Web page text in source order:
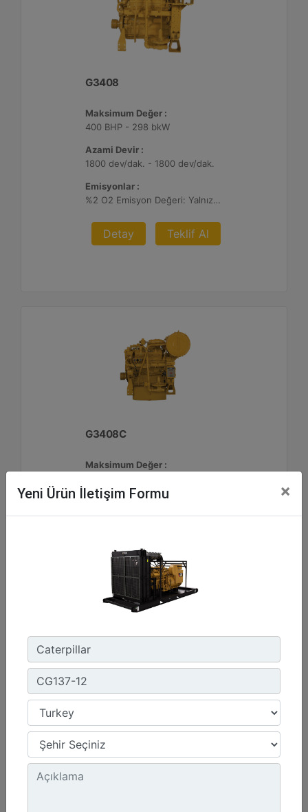
G3408
Maksimum Değer :
400 BHP - 298 bkW
Azami Devir :
1800 dev/dak. - 1800 dev/dak.
Emisyonlar :
%2 O2 Emisyon Değeri: Yalnızca İhracat
Detay Teklif Al
G3408C
Maksimum Değer :
Azami Devir :
1800 dev/dak. - 1800 dev/dak.
Detay Teklif Al
Yeni Ürün İletişim Formu ×